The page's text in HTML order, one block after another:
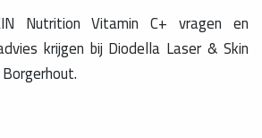
Nutrition Vitamin C+ vragen en
krijgen bij Diodella Laser & Skin